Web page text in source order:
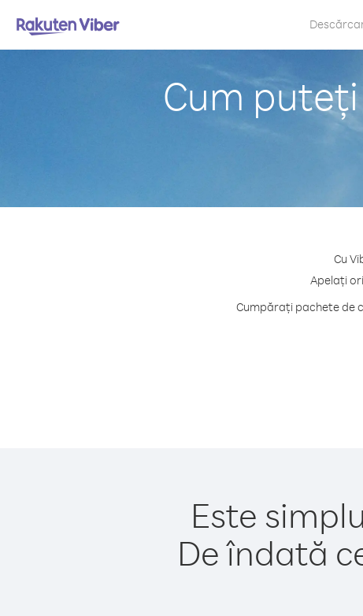
Cum
Cu
Apelați
Cumpărați pachete de
Este
De îndată